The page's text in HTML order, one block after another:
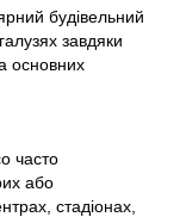
будівельний
завдяки
основних
часто
або
стадіонах,